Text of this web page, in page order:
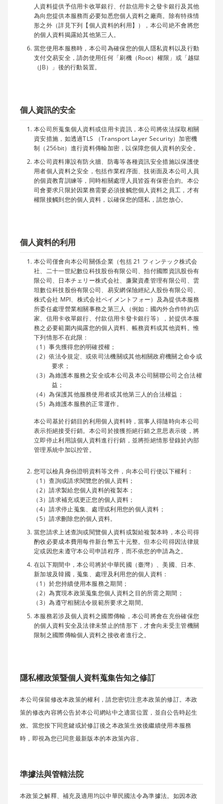
人資料提供予信用卡收單銀行、付款信用卡之發卡銀行及其他
為向您提供本服務而必要知悉您個人資料之廠商。除有特殊情
形之外（詳見下列【個人資料的利用】），本公司絶不會將您
的個人資料揭露給其他第三人。
當您使用本服務時，本公司為確保您的個人隱私資料以及行動
支付交易安全，請勿使用任何「刷機（Root）權限」或「越獄
（JB）」後的行動裝置。
個人資訊的安全
本公司所蒐集個人資料或信用卡資訊，本公司將依法採取相關
資安措施，如透過TLS （Transport Layer Security）加密機
制（256bit）進行資料傳輸加密，以保障您個人資料的安全。
本公司資料庫設有防火牆、防毒等各種資訊安全措施以保護使
用者個人資料之安全，包括作業程序面、技術面及本公司人員
的個資教育訓練等，同時相關處理人員皆簽有保密合約。本公
司會要求只限於因業務需要必須接觸您個人資料之員工，才有
權限接觸到您的個人資料，以確保您的隱私，請您放心。
個人資料的利用
本公司僅會向本公司關係企業（包括 21 フィンテック株式会
社、二十一世紀數位科技股份有限公司、拍付國際資訊股份有
限公司、日本チェリー株式会社、廉聚資產管理有限公司、雲
坦數位科技股份有限公司、易安網保險經紀人股份有限公司、
株式会社 MPI、株式会社ペイメントフォー）及為提供本服務
所委任處理營業相關事務之第三人（例如：國內外合作特約店
家、信用卡收單銀行、付款信用卡發卡銀行等），於提供本服
務之必要範圍內揭露您的個人資料、帳務資料或其他資料。惟
下列情形不在此限：
事先獲得您的明確授權；
依法令規定、或依司法機關或其他相關政府機關之命令或
要求；
為維護本服務之安全或本公司及本公司關聯公司之合法權
益；
為保護其他服務使用者或其他第三人的合法權益；
為維護本服務的正常運作。
本公司基於行銷目的利用個人資料時，當事人得隨時向本公司
表示拒絕接受行銷。本公司於接獲拒絕行銷之意思表示後，將
立即停止利用該個人資料進行行銷，並將拒絕情形登錄於內部
管理系統中加以控管。
您可以檢具身份證明資料等文件，向本公司行使以下權利：
查詢或請求閱覽您的個人資料；
請求製給您個人資料的複製本；
請求補充或更正您的個人資料；
請求停止蒐集、處理或利用您的個人資料；
請求刪除您的個人資料。
當您請求上述查詢或閱覽個人資料或製給複製本時，本公司得
酌收必要成本費用每件新台幣五十元整。但本公司得因法律規
定或因您未遵守本公司申請程序，而不依您的申請為之。
在以下期間中，本公司將於中華民國（臺灣）、美國、日本、
新加坡及韓國，蒐集、處理及利用您的個人資料：
於您持續使用本服務之期間；
為實現本政策蒐集您個人資料之目的所需之期間；
為遵守相關法令規範所要求之期間。
本服務若涉及個人資料之國際傳輸，本公司將會在充份確保您
的個人資料安全及法律未禁止的情形下，才會向未受主管機關
限制之國際傳輸個人資料之接收者進行之。
隱私權政策暨個人資料蒐集告知之修訂
本公司保留修改本政策的權利，請您密切注意本政策的修訂。本政
策的修改內容將公告於本公司網站中之適當位置，並自公告時起生
效。當您按下同意鍵或於修訂後之本政策生效後繼續使用本服務
時，即視為您已同意最新版本的本政策內容。
準據法與管轄法院
本政策之解釋、補充及適用均以中華民國法令為準據法。如因本政